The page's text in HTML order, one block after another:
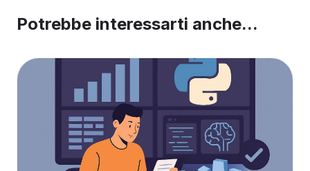
Potrebbe interessarti anche...